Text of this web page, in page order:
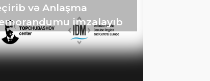
və Anlaşma
imzalayıb